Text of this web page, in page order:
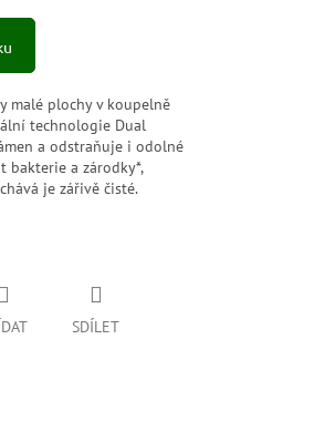
malé plochy v koupelně
technologie Dual
a odstraňuje i odolné
bakterie a zárodky*,
je zářivě čisté.
SDÍLET